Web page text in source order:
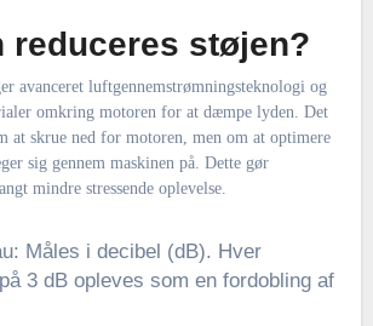
reduceres støjen?
avanceret luftgennemstrømningsteknologi og
omkring motoren for at dæmpe lyden. Det
at skrue ned for motoren, men om at optimere
sig gennem maskinen på. Dette gør
mindre stressende oplevelse.
Måles i decibel (dB). Hver
3 dB opleves som en fordobling af